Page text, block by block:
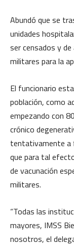
Abundó que se
unidades
ser censados y
militares para la
El funcionario
población, como
empezando con
crónico
tentativamente a
que para tal
de vacunación
militares.
“Todas las
mayores, IMSS
nosotros, el